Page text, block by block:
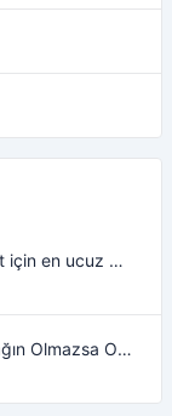
CheapereSIM — 2026'da seyahat için en ucuz eSIM veri planlarını bulun
Gizlilik Politikası Üreteci: Dijital Çağın Olmazsa Olmaz Aracı